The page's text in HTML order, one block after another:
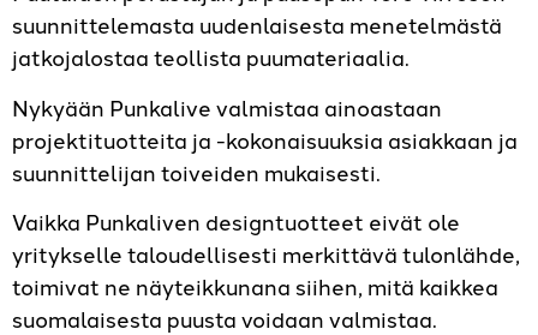
suunnittelemasta uudenlaisesta menetelmästä
jatkojalostaa teollista puumateriaalia.
Nykyään Punkalive valmistaa ainoastaan
projektituotteita ja -kokonaisuuksia asiakkaan ja
suunnittelijan toiveiden mukaisesti.
Vaikka Punkaliven designtuotteet eivät ole
yritykselle taloudellisesti merkittävä tulonlähde,
toimivat ne näyteikkunana siihen, mitä kaikkea
suomalaisesta puusta voidaan valmistaa.